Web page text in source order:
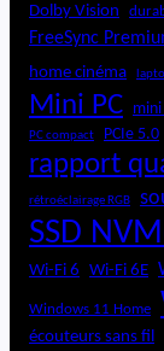
Dolby Vision
FreeSync
home cinéma
Mini PC mini
PC compact PCIe 5.0
rapport
rétroéclairage RGB
SSD
Wi-Fi 6 Wi-Fi 6E
Windows 11 Home
écouteurs sans fil